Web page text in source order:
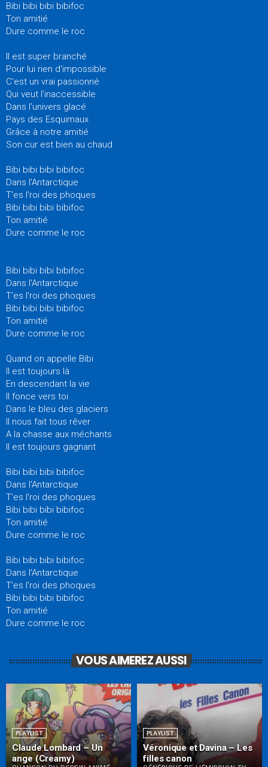
Bibi bibi bibi bibifoc
Ton amitié
Dure comme le roc
Il est super branché
Pour lui rien d'impossible
C'est un vrai passionné
Qui veut l'inaccessible
Dans l'univers glacé
Pays des Esquimaux
Grâce à notre amitié
Son cur est bien au chaud
Bibi bibi bibi bibifoc
Dans l'Antarctique
T'es l'roi des phoques
Bibi bibi bibi bibifoc
Ton amitié
Dure comme le roc
Bibi bibi bibi bibifoc
Dans l'Antarctique
T'es l'roi des phoques
Bibi bibi bibi bibifoc
Ton amitié
Dure comme le roc
Quand on appelle Bibi
Il est toujours là
En descendant la vie
Il fonce vers toi
Dans le bleu des glaciers
Il nous fait tous rêver
A la chasse aux méchants
Il est toujours gagnant
Bibi bibi bibi bibifoc
Dans l'Antarctique
T'es l'roi des phoques
Bibi bibi bibi bibifoc
Ton amitié
Dure comme le roc
Bibi bibi bibi bibifoc
Dans l'Antarctique
T'es l'roi des phoques
Bibi bibi bibi bibifoc
Ton amitié
Dure comme le roc
VOUS AIMEREZ AUSSI
PLAYLIST
Claude Lombard – Un
ange (Creamy)
PLAYLIST
Véronique et Davina – Les
filles canon